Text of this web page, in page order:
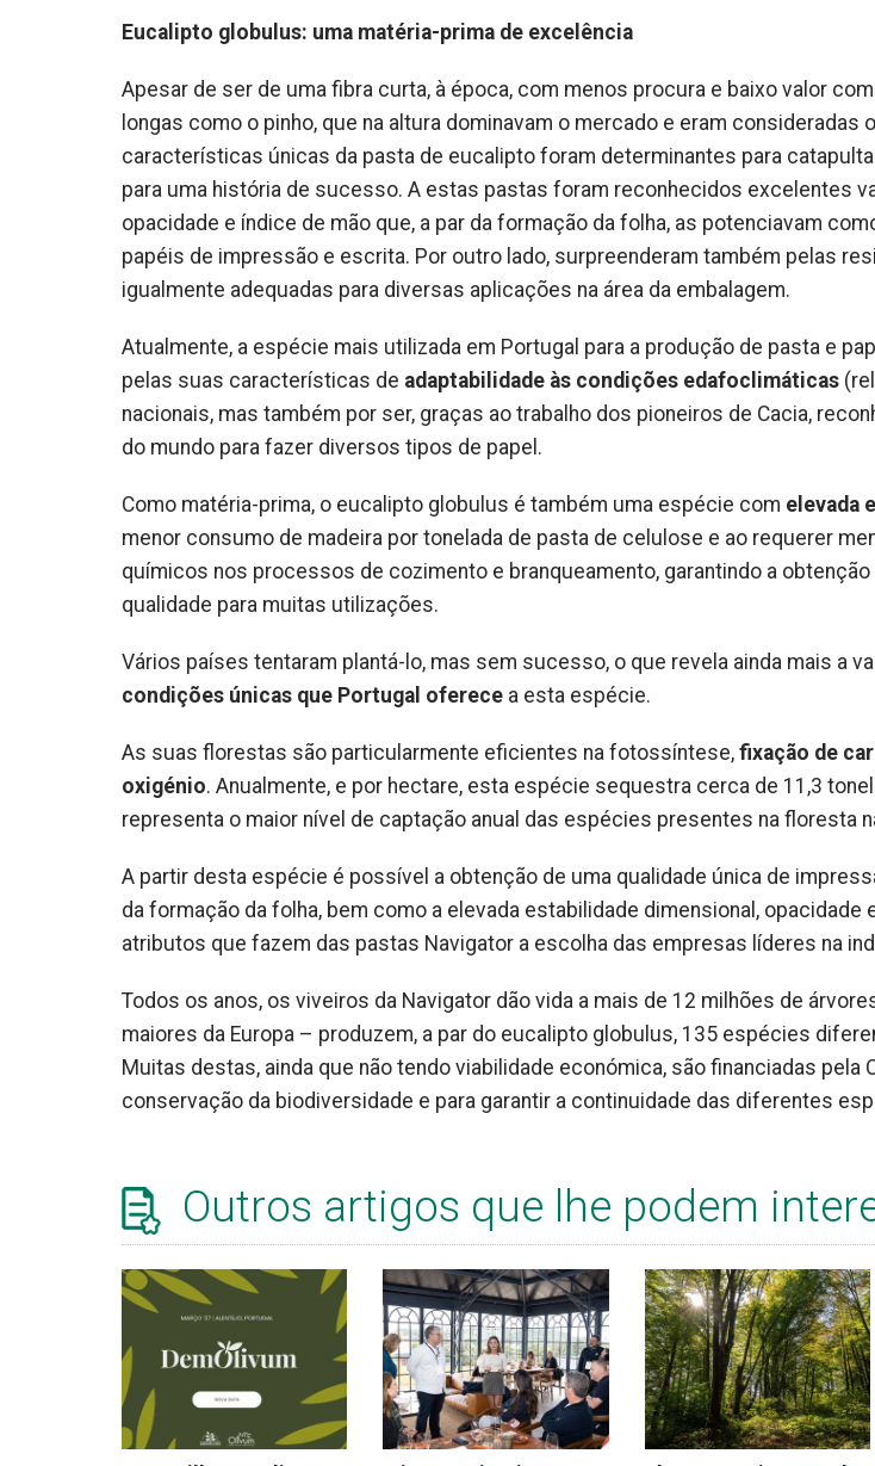
Eucalipto globulus: uma matéria-prima de excelência
Apesar de ser de uma fibra curta, à época, com menos procura e baixo valor
longas como o pinho, que na altura dominavam o mercado e eram consideradas
características únicas da pasta de eucalipto foram determinantes para
para uma história de sucesso. A estas pastas foram reconhecidos excelentes
opacidade e índice de mão que, a par da formação da folha, as potenciavam
papéis de impressão e escrita. Por outro lado, surpreenderam também pelas
igualmente adequadas para diversas aplicações na área da embalagem.
Atualmente, a espécie mais utilizada em Portugal para a produção de pasta e
pelas suas características de adaptabilidade às condições edafoclimáticas
nacionais, mas também por ser, graças ao trabalho dos pioneiros de Cacia,
do mundo para fazer diversos tipos de papel.
Como matéria-prima, o eucalipto globulus é também uma espécie com elevada
menor consumo de madeira por tonelada de pasta de celulose e ao requerer
químicos nos processos de cozimento e branqueamento, garantindo a
qualidade para muitas utilizações.
Vários países tentaram plantá-lo, mas sem sucesso, o que revela ainda mais a
condições únicas que Portugal oferece a esta espécie.
As suas florestas são particularmente eficientes na fotossíntese, fixação de
oxigénio. Anualmente, e por hectare, esta espécie sequestra cerca de 11,3
representa o maior nível de captação anual das espécies presentes na floresta
A partir desta espécie é possível a obtenção de uma qualidade única de
da formação da folha, bem como a elevada estabilidade dimensional, opacidade
atributos que fazem das pastas Navigator a escolha das empresas líderes na
Todos os anos, os viveiros da Navigator dão vida a mais de 12 milhões de
maiores da Europa – produzem, a par do eucalipto globulus, 135 espécies
Muitas destas, ainda que não tendo viabilidade económica, são financiadas pela
conservação da biodiversidade e para garantir a continuidade das diferentes
Outros artigos que lhe podem